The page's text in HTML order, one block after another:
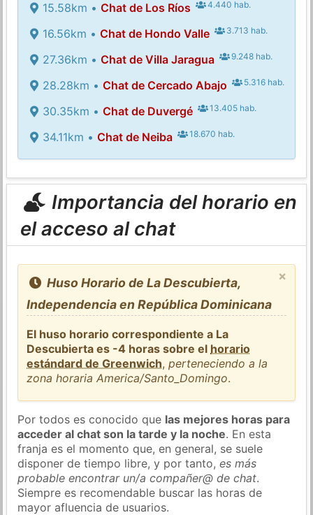
15.58km • Chat de Los Ríos 4.440 hab.
16.56km • Chat de Hondo Valle 3.713 hab.
27.36km • Chat de Villa Jaragua 9.248 hab.
28.28km • Chat de Cercado Abajo 5.316 hab.
30.35km • Chat de Duvergé 13.405 hab.
34.11km • Chat de Neiba 18.670 hab.
Importancia del horario en
el acceso al chat
×
Huso Horario de La Descubierta,
Independencia en República Dominicana
El huso horario correspondiente a La
Descubierta es -4 horas sobre el horario
estándard de Greenwich,perteneciendo a la
zona horaria America/Santo_Domingo.
Por todos es conocido que las mejores horas para
acceder al chat son la tarde y la noche. En esta
franja es el momento que, en general, se suele
disponer de tiempo libre, y por tanto,es más
probable encontrar un/a compañer@ de chat.
Siempre es recomendable buscar las horas de
mayor afluencia de usuarios.